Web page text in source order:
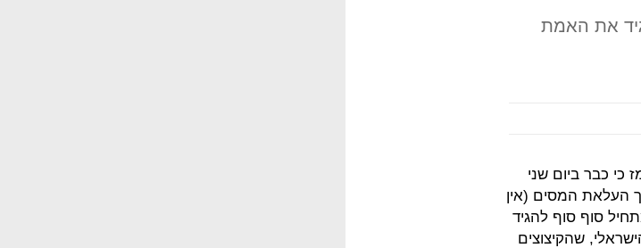
את האמת
כי כבר ביום שני
העלאת המסים (אין
סוף סוף להגיד
שהקיצוצים